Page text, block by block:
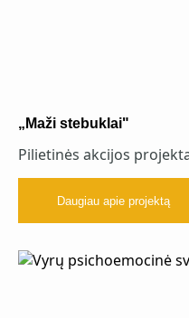
„Maži stebuklai"
Pilietinės akcijos
Daugiau apie projektą